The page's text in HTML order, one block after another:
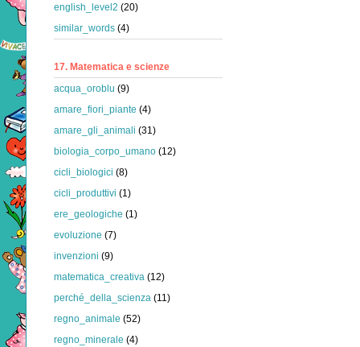
english_level2 (20)
similar_words (4)
17. Matematica e scienze
acqua_oroblu (9)
amare_fiori_piante (4)
amare_gli_animali (31)
biologia_corpo_umano (12)
cicli_biologici (8)
cicli_produttivi (1)
ere_geologiche (1)
evoluzione (7)
invenzioni (9)
matematica_creativa (12)
perché_della_scienza (11)
regno_animale (52)
regno_minerale (4)